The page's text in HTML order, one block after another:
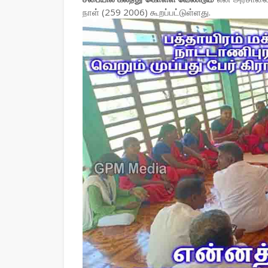
நாள் (259 2006) கூறப்பட்டுள்ளது.